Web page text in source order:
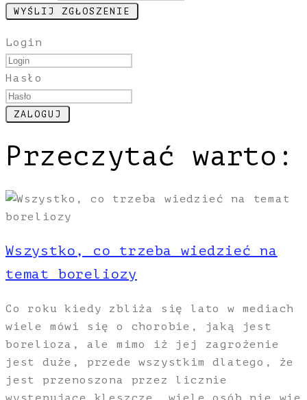
Login
Hasło
Przeczytać warto:
Wszystko, co trzeba wiedzieć na
temat boreliozy
Co roku kiedy zbliża się lato w mediach
wiele mówi się o chorobie, jaką jest
borelioza, ale mimo iż jej zagrożenie
jest duże, przede wszystkim dlatego, że
jest przenoszona przez licznie